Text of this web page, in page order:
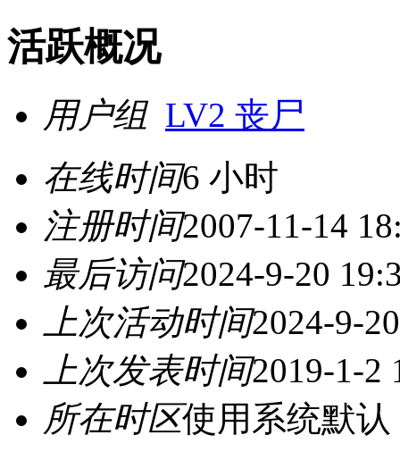
活跃概况
用户组 LV2 丧尸
在线时间6 小时
注册时间2007-11-14
最后访问2024-9-20
上次活动时间2024-9-
上次发表时间2019-1-2
所在时区使用系统默认